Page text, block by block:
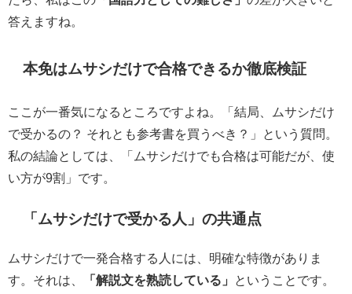
答えますね。
本免はムサシだけで合格できるか徹底検証
ここが一番気になるところですよね。「結局、ムサシだけ
で受かるの？ それとも参考書を買うべき？」という質問。
私の結論としては、「ムサシだけでも合格は可能だが、使
い方が9割」です。
「ムサシだけで受かる人」の共通点
ムサシだけで一発合格する人には、明確な特徴がありま
す。それは、
「解説文を熟読している」
ということです。